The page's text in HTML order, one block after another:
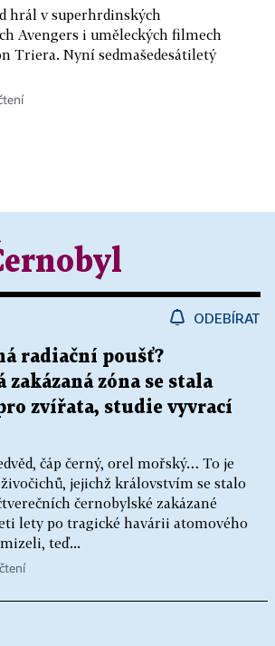
hrál v superhrdinských
Avengers i uměleckých filmech
Triera. Nyní sedmašedesátiletý
ODEBÍRAT
radiační poušť?
zakázaná zóna se stala
zvířata, studie vyvrací
čáp černý, orel mořský… To je
jejichž královstvím se stalo
černobylské zakázané
lety po tragické havárii atomového
teď...